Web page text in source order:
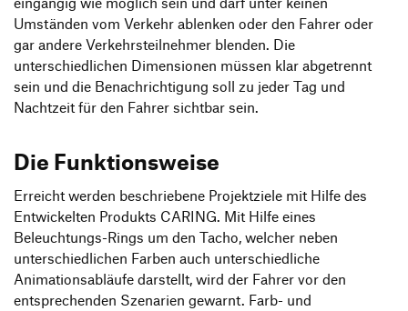
Umständen vom Verkehr ablenken oder den Fahrer oder
gar andere Verkehrsteilnehmer blenden. Die
unterschiedlichen Dimensionen müssen klar abgetrennt
sein und die Benachrichtigung soll zu jeder Tag und
Nachtzeit für den Fahrer sichtbar sein.
Die Funktionsweise
Erreicht werden beschriebene Projektziele mit Hilfe des
Entwickelten Produkts CARING. Mit Hilfe eines
Beleuchtungs-Rings um den Tacho, welcher neben
unterschiedlichen Farben auch unterschiedliche
Animationsabläufe darstellt, wird der Fahrer vor den
entsprechenden Szenarien gewarnt. Farb- und